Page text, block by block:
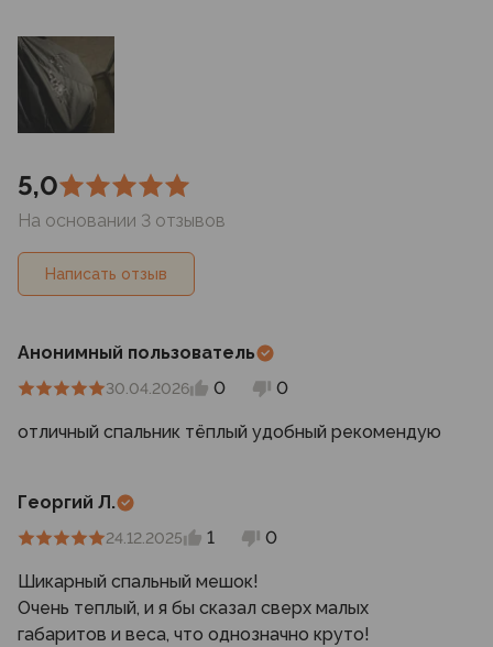
5,0
На основании 3 отзывов
Написать отзыв
Анонимный пользователь
30.04.2026 0 0
отличный спальник тёплый удобный рекомендую
Георгий Л.
24.12.2025 1 0
Шикарный спальный мешок!
Очень теплый, и я бы сказал сверх малых
габаритов и веса, что однозначно круто!